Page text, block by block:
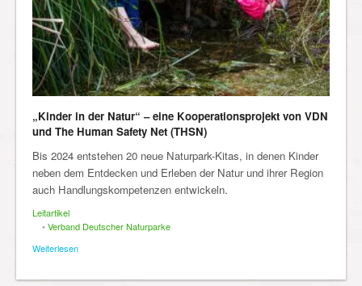
„Kinder in der Natur“ – eine Kooperationsprojekt von VDN
und The Human Safety Net (THSN)
Bis 2024 entstehen 20 neue Naturpark-Kitas, in denen Kinder
neben dem Entdecken und Erleben der Natur und ihrer Region
auch Handlungskompetenzen entwickeln.
Leitartikel
• Verband Deutscher Naturparke
Weiterlesen